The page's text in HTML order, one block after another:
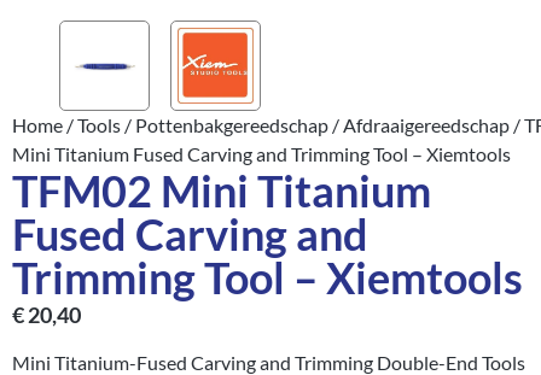
Home /Tools / Pottenbakgereedschap / Afdraaigereedschap /
Mini Titanium Fused Carving and Trimming Tool – Xiemtools
TFM02 Mini Titanium
Fused Carving and
Trimming Tool – Xiemtools
€20,40
Mini Titanium-Fused Carving and Trimming Double-End Tools